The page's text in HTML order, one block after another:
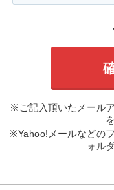
※ご記入頂いたメール
※Yahoo!メールなどの
ォル